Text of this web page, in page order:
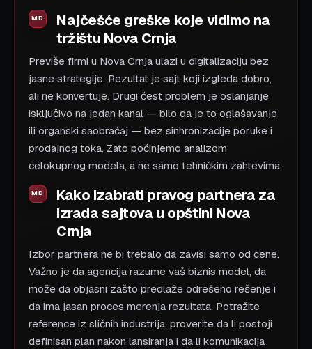
Najčešće greške koje vidimo na
tržištu Nova Crnja
Previše firmi u Nova Crnja ulazi u digitalizaciju bez
jasne strategije. Rezultat je sajt koji izgleda dobro,
ali ne konvertuje. Drugi čest problem je oslanjanje
isključivo na jedan kanal — bilo da je to oglašavanje
ili organski saobraćaj — bez sinhronizacije poruke i
prodajnog toka. Zato počinjemo analizom
celokupnog modela, a ne samo tehničkim zahtevima.
Kako izabrati pravog partnera za
izrada sajtova u opštini Nova
Crnja
Izbor partnera ne bi trebalo da zavisi samo od cene.
Važno je da agencija razume vaš biznis model, da
može da objasni zašto predlaže odrešeno rešenje i
da ima jasan proces merenja rezultata. Potražite
reference iz sličnih industrija, proverite da li postoji
definisan plan nakon lansiranja i da li komunikacija